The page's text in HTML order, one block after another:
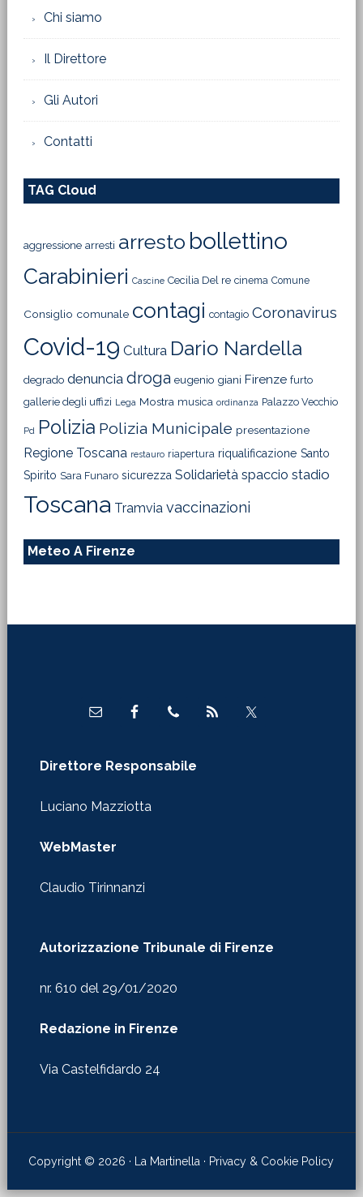
Chi siamo
Il Direttore
Gli Autori
Contatti
TAG Cloud
aggressione arresti arresto bollettino
Carabinieri Cascine Cecilia Del re cinema Comune
Consiglio comunale contagi contagio Coronavirus
Covid-19 Cultura Dario Nardella
degrado denuncia droga eugenio giani Firenze furto
gallerie degli uffizi Lega Mostra musica ordinanza Palazzo Vecchio
Pd Polizia Polizia Municipale presentazione
Regione Toscana restauro riapertura riqualificazione Santo
Spirito Sara Funaro sicurezza Solidarietà spaccio stadio
Toscana Tramvia vaccinazioni
Meteo A Firenze
Direttore Responsabile
Luciano Mazziotta
WebMaster
Claudio Tirinnanzi
Autorizzazione Tribunale di Firenze
nr. 610 del 29/01/2020
Redazione in Firenze
Via Castelfidardo 24
Copyright © 2026 · La Martinella · Privacy & Cookie Policy